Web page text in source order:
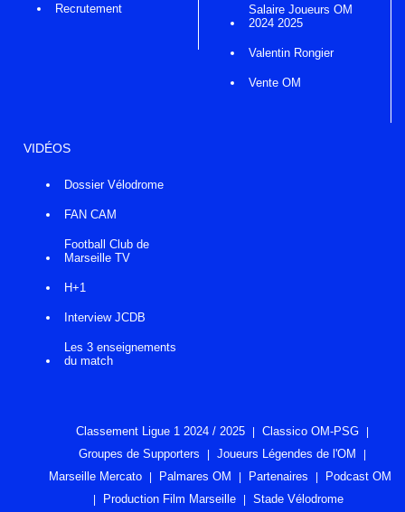
Recrutement
Salaire Joueurs OM
2024 2025
Valentin Rongier
Vente OM
VIDÉOS
Dossier Vélodrome
FAN CAM
Football Club de
Marseille TV
H+1
Interview JCDB
Les 3 enseignements
du match
Classement Ligue 1 2024 / 2025
Classico OM-PSG
Groupes de Supporters
Joueurs Légendes de l'OM
Marseille Mercato
Palmares OM Partenaires
Podcast OM
Production Film Marseille
Stade Vélodrome